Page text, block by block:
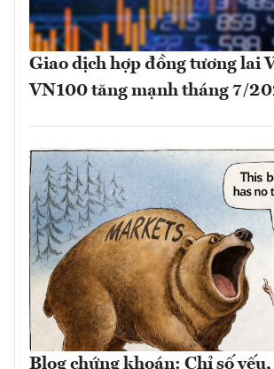
Giao dịch hợp đồng tương lai
VN100 tăng mạnh tháng 7/
Blog chứng khoán: Chỉ số